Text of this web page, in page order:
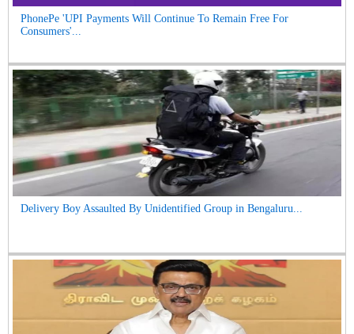
PhonePe 'UPI Payments Will Continue To Remain Free For
Consumers'...
Delivery Boy Assaulted By Unidentified Group in Bengaluru...